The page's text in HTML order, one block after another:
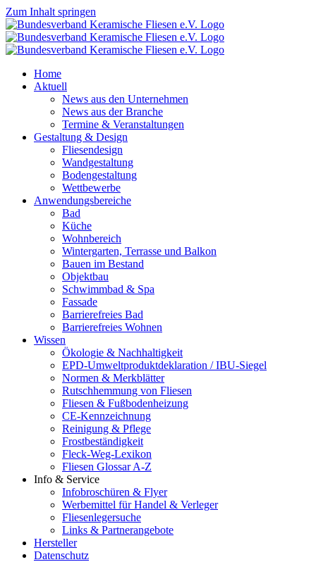
Zum Inhalt springen
Home
Aktuell
News aus den Unternehmen
News aus der Branche
Termine & Veranstaltungen
Gestaltung & Design
Fliesendesign
Wandgestaltung
Bodengestaltung
Wettbewerbe
Anwendungsbereiche
Bad
Küche
Wohnbereich
Wintergarten, Terrasse und Balkon
Bauen im Bestand
Objektbau
Schwimmbad & Spa
Fassade
Barrierefreies Bad
Barrierefreies Wohnen
Wissen
Ökologie & Nachhaltigkeit
EPD-Umweltproduktdeklaration / IBU-Siegel
Normen & Merkblätter
Rutschhemmung von Fliesen
Fliesen & Fußbodenheizung
CE-Kennzeichnung
Reinigung & Pflege
Frostbeständigkeit
Fleck-Weg-Lexikon
Fliesen Glossar A-Z
Info & Service
Infobroschüren & Flyer
Werbemittel für Handel & Verleger
Fliesenlegersuche
Links & Partnerangebote
Hersteller
Datenschutz